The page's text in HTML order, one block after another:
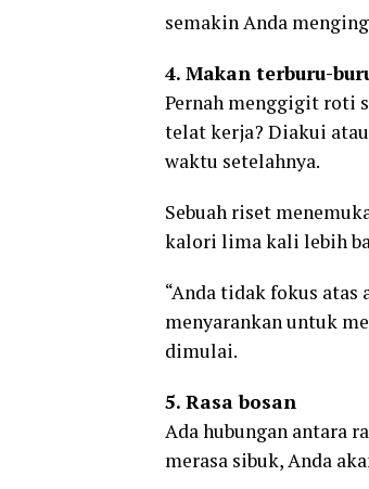
semakin Anda
4. Makan terburu-
Pernah menggigit roti
telat kerja? Diakui
waktu setelahnya.
Sebuah riset
kalori lima kali lebih
“Anda tidak fokus atas
menyarankan untuk
dimulai.
5. Rasa bosan
Ada hubungan antara
merasa sibuk, Anda